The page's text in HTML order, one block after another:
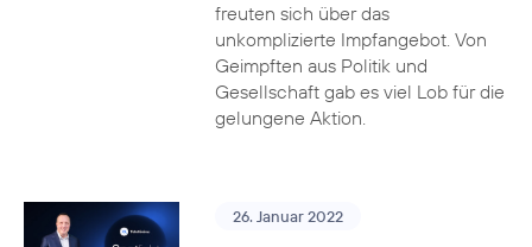
freuten sich über das
unkomplizierte Impfangebot. Von
Geimpften aus Politik und
Gesellschaft gab es viel Lob für die
gelungene Aktion.
26. Januar 2022